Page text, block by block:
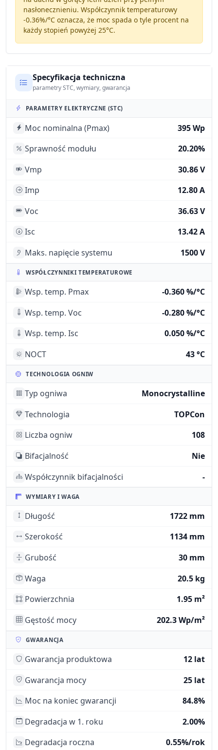
nasłonecznieniu. Współczynnik temperaturowy
-0.36%/°Coznacza, że moc spada o tyle procent na
każdy stopień powyżej 25°C.
Specyfikacja techniczna
parametry STC, wymiary, gwarancja
PARAMETRY ELEKTRYCZNE (STC)
Moc nominalna (Pmax)
395 Wp
Sprawność modułu
20.20%
Vmp
30.86 V
Imp
12.80 A
Voc
36.63 V
Isc
13.42 A
Maks. napięcie systemu
1500 V
WSPÓŁCZYNNIKI TEMPERATUROWE
Wsp. temp. Pmax
-0.360 %/°C
Wsp. temp. Voc
-0.280 %/°C
Wsp. temp. Isc
0.050 %/°C
NOCT
43 °C
TECHNOLOGIA OGNIW
Typ ogniwa
Monocrystalline
Technologia
TOPCon
Liczba ogniw
108
Bifacjalność
Nie
Współczynnik bifacjalności
-
WYMIARY I WAGA
Długość
1722 mm
Szerokość
1134 mm
Grubość
30 mm
Waga
20.5 kg
Powierzchnia
1.95 m²
Gęstość mocy
202.3 Wp/m²
GWARANCJA
Gwarancja produktowa
12 lat
Gwarancja mocy
25 lat
Moc na koniec gwarancji
84.8%
Degradacja w 1. roku
2.00%
Degradacja roczna
0.55%/rok